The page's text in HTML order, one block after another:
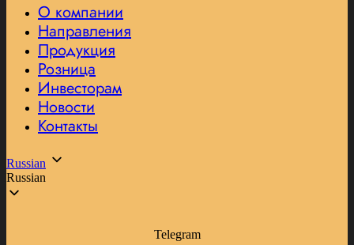
О компании
Направления
Продукция
Розница
Инвесторам
Новости
Контакты
Russian
Russian
Telegram